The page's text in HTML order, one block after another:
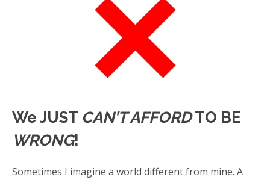
We JUST CAN’T AFFORDTO BE
WRONG!
Sometimes I imagine a world different from mine. A